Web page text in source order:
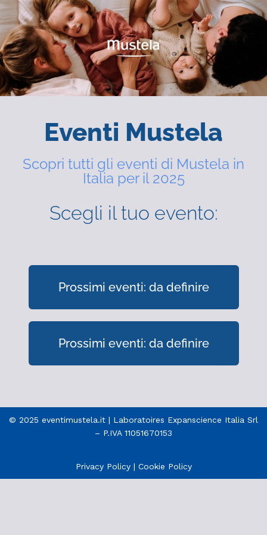
Eventi Mustela
Scopri tutti gli eventi di Mustela in
Italia per il 2025
Scegli il tuo evento:
Prossimi eventi: da definire
Prossimi eventi: da definire
© 2025 eventimustela.it | Laboratoires Expanscience Italia Srl
– P.IVA 11051670153
Privacy Policy| Cookie Policy